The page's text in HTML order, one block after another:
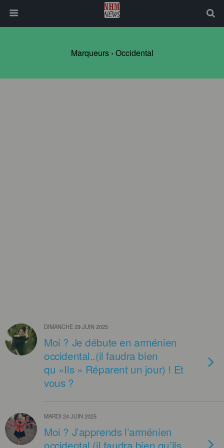
Marqueurs › Occidental
DIMANCHE 29 JUIN 2025
Moi ? Je débute en arménien
occidental..(il faudra bien
qu »Ils » Réparent un jour) ! Et
vous ?
MARDI 24 JUIN 2025
Moi ? J’apprends l’arménien
occidental (il faudra bien qu’ils